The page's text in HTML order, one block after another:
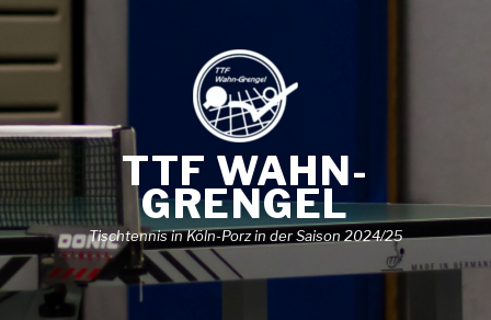
Skip
content
TTF WAHN-
GRENGEL
Tischtennis in Köln-Porz in der Saison 2024/25